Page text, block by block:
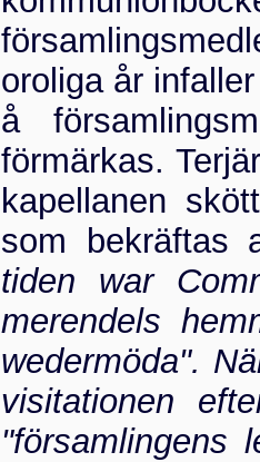
oroliga år
å
förmärkas.
ka­pellanen
som bekräftas
tiden war
merendels
wedermöda".
visitationen
"försam­lingens